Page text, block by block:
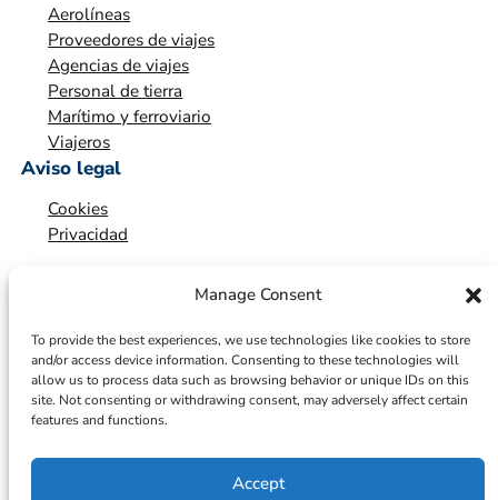
Manage Consent
To provide the best experiences, we use technologies like cookies to store
and/or access device information. Consenting to these technologies will
allow us to process data such as browsing behavior or unique IDs on this
site. Not consenting or withdrawing consent, may adversely affect certain
features and functions.
Accept
Aerolíneas
Proveedores de viajes
Agencias de viajes
Personal de tierra
Marítimo y ferroviario
Viajeros
Aviso legal
Cookies
Privacidad